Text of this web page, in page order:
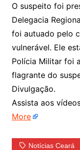
O suspeito foi
Delegacia
foi autuado pelo
vulnerável. Ele
Polícia Militar foi
flagrante do
Divulgação.
Assista aos
More
Notícias Ceará